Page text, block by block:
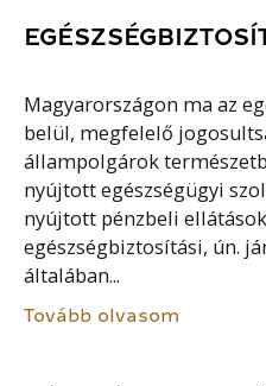
Magyarországon ma az
belül, megfelelő
állampolgárok
nyújtott egészségügyi
nyújtott pénzbeli
egészségbiztosítási, ún.
általában...
Tovább olvasom